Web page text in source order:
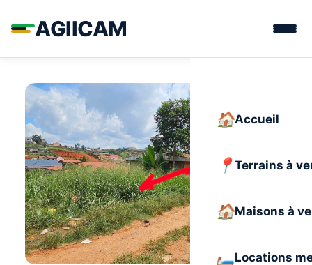
AGIICAM
Accueil
Terrains à
Maisons à
Locations